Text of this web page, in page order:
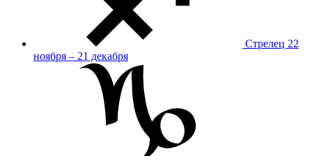
Стрелец 22
ноября – 21 декабря